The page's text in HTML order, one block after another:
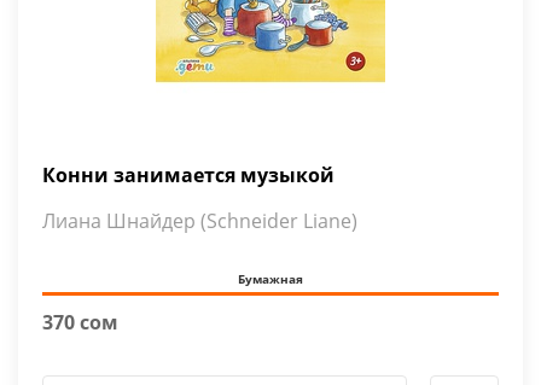
Конни занимается музыкой
Лиана Шнайдер (Schneider Liane)
Бумажная
370 сом